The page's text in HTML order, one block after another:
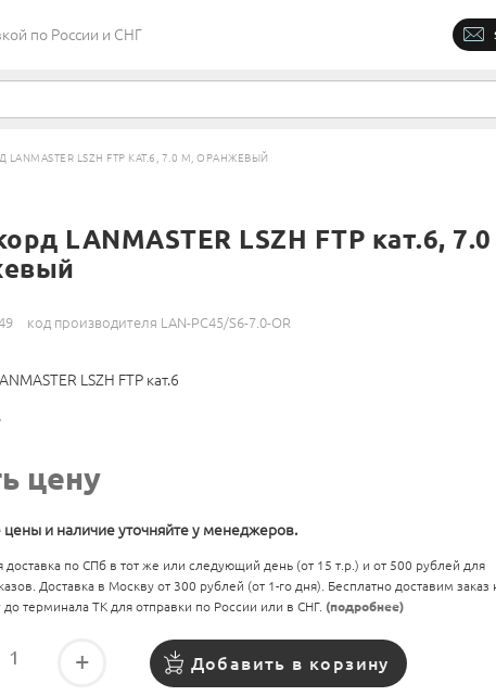
по России и СНГ
LANMASTER LSZH FTP КАТ.6, 7.0 М, ОРАНЖЕВЫЙ
LANMASTER LSZH FTP кат.6,
код производителя LAN-PC45/S6-7.0-OR
LSZH FTP кат.6
цену
цены и наличие уточняйте у менеджеров.
доставка по СПб в тот же или следующий день (от 15 т.р.) и от 500 рублей для
Доставка в Москву от 300 рублей (от 1-го дня). Бесплатно доставим заказ
терминала ТК для отправки по России или в СНГ. (подробнее)
+ Добавить в корзину